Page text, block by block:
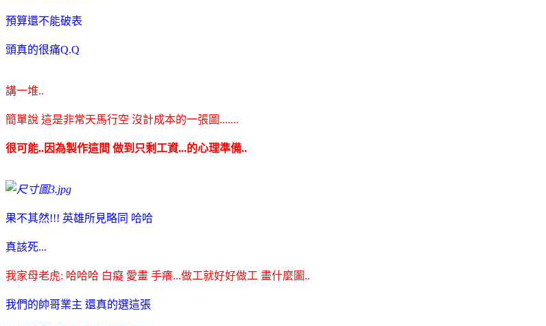
預算還不能破表
頭真的很痛Q.Q
講一堆..
簡單說 這是非常天馬行空 沒計成本的一張圖.......
很可能..因為製作這間 做到只剩工資...的心理準備..
果不其然!!! 英雄所見略同 哈哈
真該死...
我家母老虎: 哈哈哈 白癡 愛畫 手癢...做工就好好做工 畫什麼圗..
我們的帥哥業主 還真的選這張